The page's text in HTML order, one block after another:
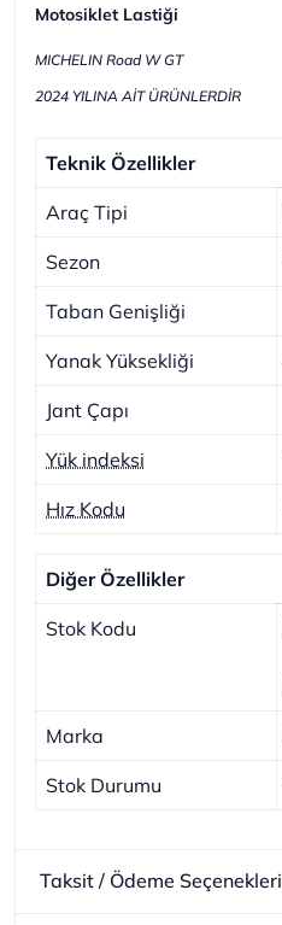
Motosiklet Lastiği
MICHELIN Road W GT
2024 YILINA AİT ÜRÜNLERDİR
Teknik Özellikler
Araç Tipi
Sezon
Taban Genişliği
Yanak Yüksekliği
Jant Çapı
Yük indeksi
Hız Kodu
Diğer Özellikler
Stok Kodu
Marka
Stok Durumu
Taksit / Ödeme Seçenekleri